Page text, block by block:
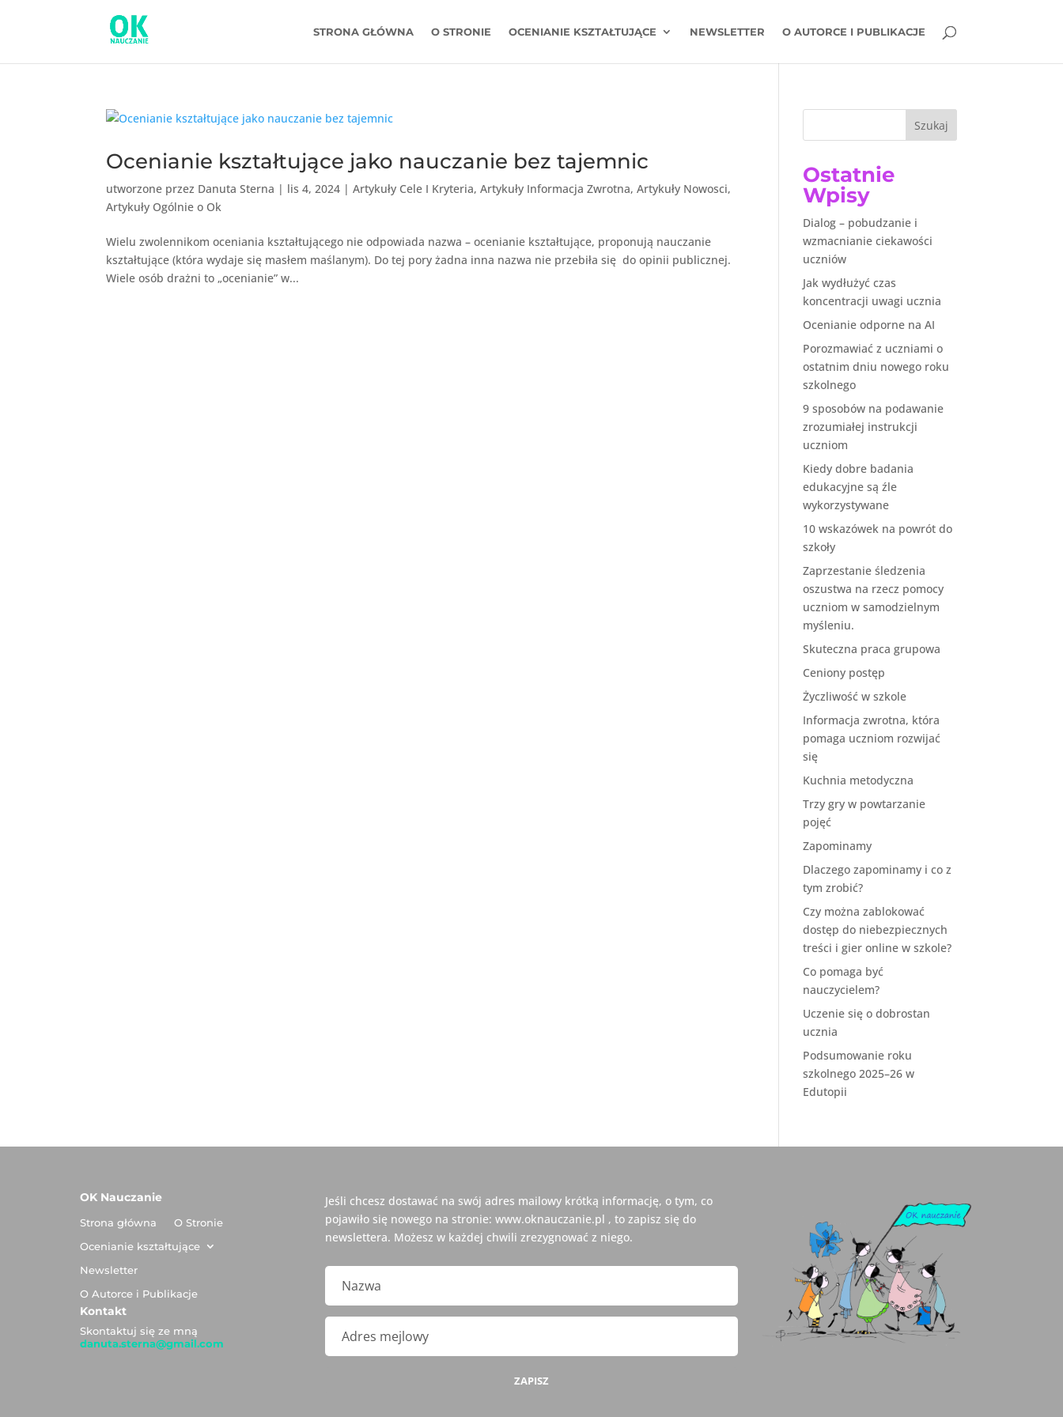
STRONA GŁÓWNA O STRONIE OCENIANIE KSZTAŁTUJĄCE NEWSLETTER O AUTORCE I PUBLIKACJE
Ocenianie kształtujące jako nauczanie bez tajemnic
utworzone przez Danuta Sterna | lis 4, 2024 |Artykuły Cele I Kryteria,Artykuły Informacja Zwrotna,Artykuły Nowosci,
Artykuły Ogólnie o Ok
Wielu zwolennikom oceniania kształtującego nie odpowiada nazwa – ocenianie kształtujące, proponują nauczanie
kształtujące (która wydaje się masłem maślanym). Do tej pory żadna inna nazwa nie przebiła się do opinii publicznej.
Wiele osób drażni to „ocenianie” w...
Szukaj
Ostatnie
Wpisy
Dialog – pobudzanie i
wzmacnianie ciekawości
uczniów
Jak wydłużyć czas
koncentracji uwagi ucznia
Ocenianie odporne na AI
Porozmawiać z uczniami o
ostatnim dniu nowego roku
szkolnego
9 sposobów na podawanie
zrozumiałej instrukcji
uczniom
Kiedy dobre badania
edukacyjne są źle
wykorzystywane
10 wskazówek na powrót do
szkoły
Zaprzestanie śledzenia
oszustwa na rzecz pomocy
uczniom w samodzielnym
myśleniu.
Skuteczna praca grupowa
Ceniony postęp
Życzliwość w szkole
Informacja zwrotna, która
pomaga uczniom rozwijać
się
Kuchnia metodyczna
Trzy gry w powtarzanie
pojęć
Zapominamy
Dlaczego zapominamy i co z
tym zrobić?
Czy można zablokować
dostęp do niebezpiecznych
treści i gier online w szkole?
Co pomaga być
nauczycielem?
Uczenie się o dobrostan
ucznia
Podsumowanie roku
szkolnego 2025–26 w
Edutopii
OK Nauczanie
Strona główna
O Stronie
Ocenianie kształtujące
Newsletter
O Autorce i Publikacje
Kontakt
Skontaktuj się ze mną
danuta.sterna@gmail.com
Jeśli chcesz dostawać na swój adres mailowy krótką informację, o tym, co
pojawiło się nowego na stronie: www.oknauczanie.pl , to zapisz się do
newslettera. Możesz w każdej chwili zrezygnować z niego.
ZAPISZ